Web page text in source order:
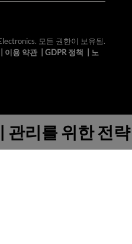
모든 권한이 보유됨.
이용 약관| GDPR 정책
노
관리를 위한 전략